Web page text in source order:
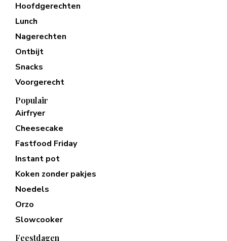
Hoofdgerechten
Lunch
Nagerechten
Ontbijt
Snacks
Voorgerecht
Populair
Airfryer
Cheesecake
Fastfood Friday
Instant pot
Koken zonder pakjes
Noedels
Orzo
Slowcooker
Feestdagen